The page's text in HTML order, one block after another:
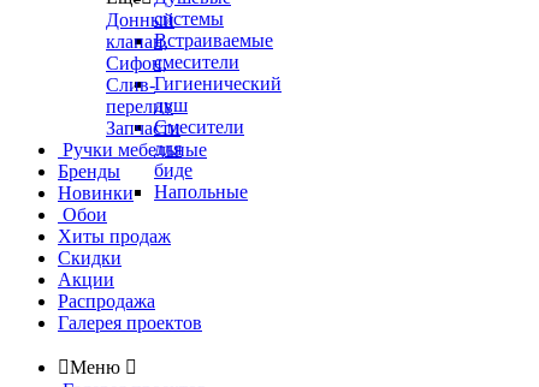
системы
Встраиваемые
смесители
Гигиенический
душ
Смесители
для
биде
Напольные
Донный
клапан,
Сифон,
Слив-
перелив
Запчасти
Ручки мебельные
Бренды
Новинки
Обои
Хиты продаж
Скидки
Акции
Распродажа
Галерея проектов
Меню 